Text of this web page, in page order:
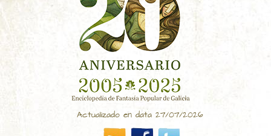
Actualizado en data 27/07/2026